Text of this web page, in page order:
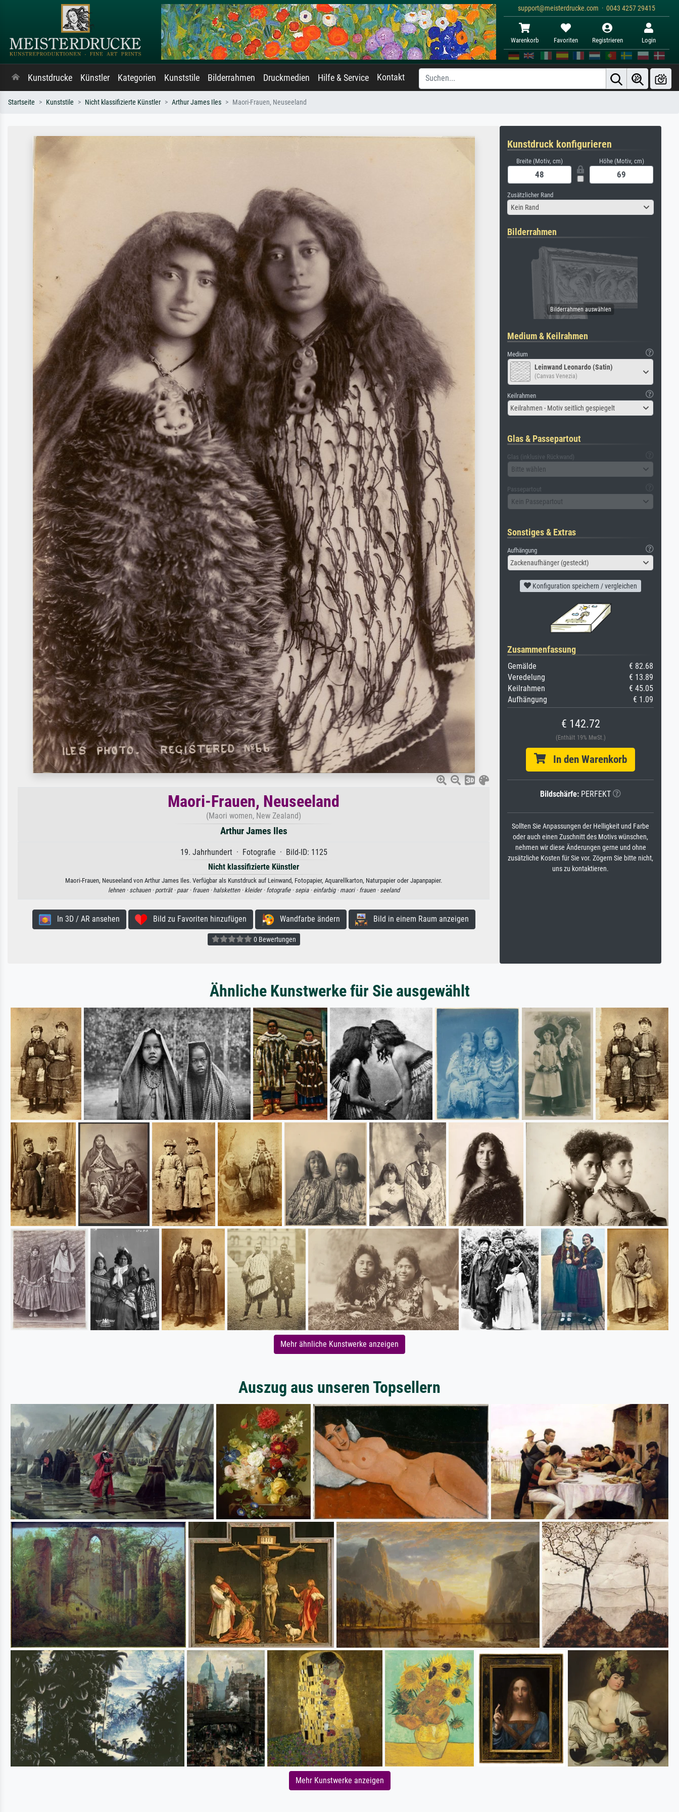
support@meisterdrucke.com · 0043 4257 29415
Warenkorb Favoriten Registrieren Login
Kunstdrucke Künstler Kategorien Kunststile Bilderrahmen Druckmedien Hilfe & Service Kontakt
Startseite Kunststile Nicht klassifizierte Künstler Arthur James Iles Maori-Frauen, Neuseeland
Maori-Frauen, Neuseeland
(Maori women, New Zealand)
Arthur James Iles
19. Jahrhundert · Fotografie · Bild-ID: 1125
Nicht klassifizierte Künstler
Maori-Frauen, Neuseeland von Arthur James Iles. Verfügbar als Kunstdruck auf Leinwand, Fotopapier, Aquarellkarton, Naturpapier oder Japanpapier.
lehnen · schauen · porträt · paar · frauen · halsketten · kleider · fotografie · sepia · einfarbig · maori · frauen · seeland
In 3D / AR ansehen Bild zu Favoriten hinzufügen Wandfarbe ändern Bild in einem Raum anzeigen
0 Bewertungen
Kunstdruck konfigurieren
Breite (Motiv, cm) Höhe (Motiv, cm)
Zusätzlicher Rand
Kein Rand
Bilderrahmen
Medium & Keilrahmen
Medium
Leinwand Leonardo (Satin)
(Canvas Venezia)
Keilrahmen
Keilrahmen - Motiv seitlich gespiegelt
Glas & Passepartout
Glas (inklusive Rückwand)
Bitte wählen
Passepartout
Kein Passepartout
Sonstiges & Extras
Aufhängung
Zackenaufhänger (gesteckt)
Konfiguration speichern / vergleichen
Zusammenfassung
Gemälde
€ 82.68
Veredelung
€ 13.89
Keilrahmen
€ 45.05
Aufhängung
€ 1.09
€ 142.72
(Enthält 19% MwSt.)
In den Warenkorb
Bildschärfe: PERFEKT
Sollten Sie Anpassungen der Helligkeit und Farbe
oder auch einen Zuschnitt des Motivs wünschen,
nehmen wir diese Änderungen gerne und ohne
zusätzliche Kosten für Sie vor. Zögern Sie bitte nicht,
uns zu kontaktieren.
Ähnliche Kunstwerke für Sie ausgewählt
Mehr ähnliche Kunstwerke anzeigen
Auszug aus unseren Topsellern
Mehr Kunstwerke anzeigen